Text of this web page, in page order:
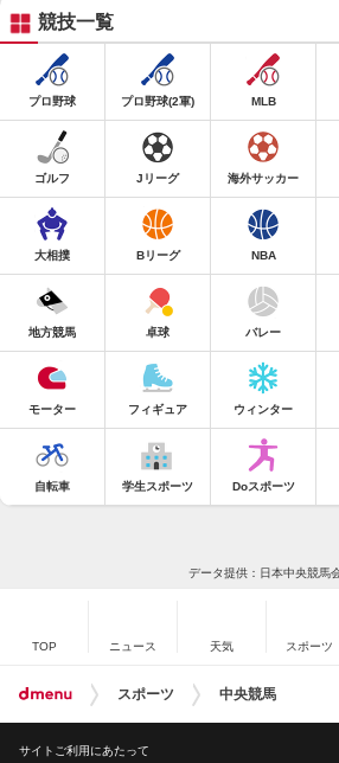
競技一覧
プロ野球 プロ野球(2軍) MLB
ゴルフ Jリーグ 海外サッカー
大相撲 Bリーグ NBA
地方競馬 卓球 バレー
モーター フィギュア ウィンター
自転車 学生スポーツ Doスポーツ
データ提供：日本中央競馬
TOP ニュース 天気 スポーツ
スポーツ 中央競馬
サイトご利用にあたって